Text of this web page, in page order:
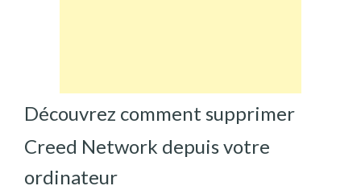
Découvrez comment supprimer
Creed Network depuis votre
ordinateur